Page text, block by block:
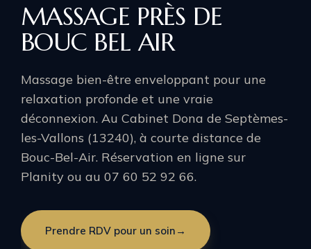
MASSAGE PRÈS DE
BOUC BEL AIR
Massage bien-être enveloppant pour une
relaxation profonde et une vraie
déconnexion. Au Cabinet Dona de Septèmes-
les-Vallons (13240), à courte distance de
Bouc-Bel-Air. Réservation en ligne sur
Planity ou au 07 60 52 92 66.
Prendre RDV pour un soin →